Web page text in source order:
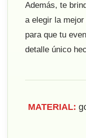
Además, te
a elegir la
para que tu
detalle único
MATERIAL: